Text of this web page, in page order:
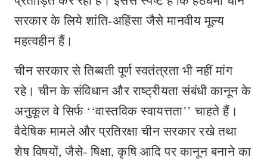
सरकार के लिये शांति-अहिंसा जैसे मानवीय मूल्य
महत्वहीन हैं।
चीन सरकार से तिब्बती पूर्ण स्वतंत्रता भी नहीं मांग
रहे। चीन के संविधान और राष्ट्रीयता संबंधी कानून के
अनुकूल वे सिर्फ ‘‘वास्तविक स्वायत्तता’’ चाहते हैं।
वैदेषिक मामले और प्रतिरक्षा चीन सरकार रखे तथा
शेष विषयों, जैसे- षिक्षा, कृषि आदि पर कानून बनाने का